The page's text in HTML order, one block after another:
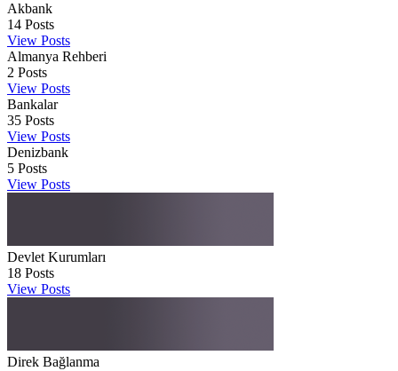
Akbank
14 Posts
View Posts
Almanya Rehberi
2 Posts
View Posts
Bankalar
35 Posts
View Posts
Denizbank
5 Posts
View Posts
Devlet Kurumları
18 Posts
View Posts
Direk Bağlanma